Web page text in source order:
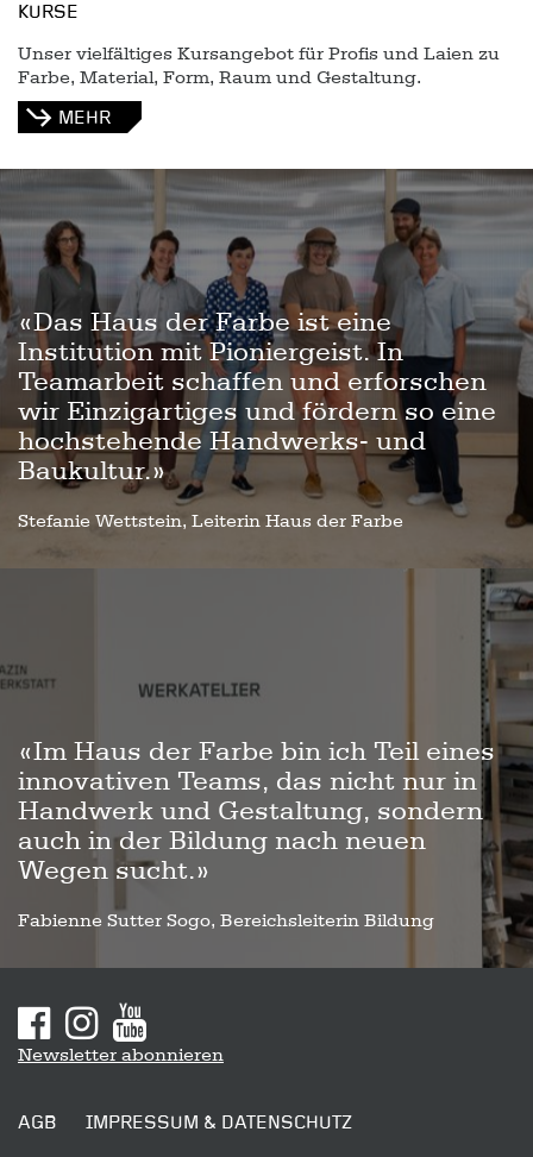
KURSE
Unser vielfältiges Kursangebot für Profis und Laien zu
Farbe, Material, Form, Raum und Gestaltung.
MEHR
«Das Haus der Farbe ist eine
Institution mit Pioniergeist. In
Teamarbeit schaffen und erforschen
wir Einzigartiges und fördern so eine
hochstehende Handwerks- und
Baukultur.»
Stefanie Wettstein, Leiterin Haus der Farbe
«Im Haus der Farbe bin ich Teil eines
innovativen Teams, das nicht nur in
Handwerk und Gestaltung, sondern
auch in der Bildung nach neuen
Wegen sucht.»
Fabienne Sutter Sogo, Bereichsleiterin Bildung
Newsletter abonnieren
AGB
IMPRESSUM & DATENSCHUTZ